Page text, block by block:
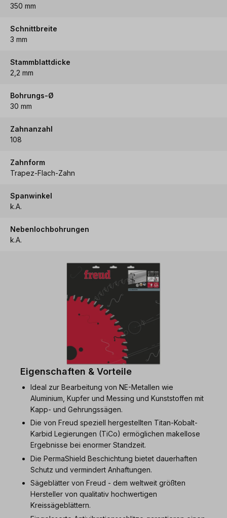
350 mm
Schnittbreite
3 mm
Stammblattdicke
2,2 mm
Bohrungs-Ø
30 mm
Zahnanzahl
108
Zahnform
Trapez-Flach-Zahn
Spanwinkel
k.A.
Nebenlochbohrungen
k.A.
Eigenschaften & Vorteile
Ideal zur Bearbeitung von NE-Metallen wie
Aluminium, Kupfer und Messing und Kunststoffen mit
Kapp- und Gehrungssägen.
Die von Freud speziell hergestellten Titan-Kobalt-
Karbid Legierungen (TiCo) ermöglichen makellose
Ergebnisse bei enormer Standzeit.
Die PermaShield Beschichtung bietet dauerhaften
Schutz und vermindert Anhaftungen.
Sägeblätter von Freud - dem weltweit größten
Hersteller von qualitativ hochwertigen
Kreissägeblättern.